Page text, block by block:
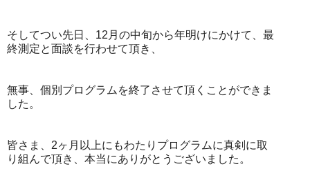
そしてつい先日、12月の中旬から年明けにかけて、最
終測定と面談を行わせて頂き、
無事、個別プログラムを終了させて頂くことができま
した。
皆さま、2ヶ月以上にもわたりプログラムに真剣に取
り組んで頂き、本当にありがとうございました。